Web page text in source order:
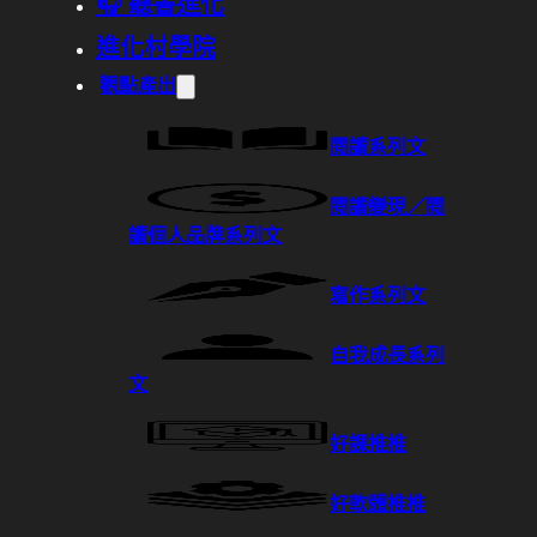
進化村學院
觀點產出
閱讀系列文
閱讀變現／閱
讀個人品牌系列文
寫作系列文
自我成長系列
文
好課推推
好軟體推推